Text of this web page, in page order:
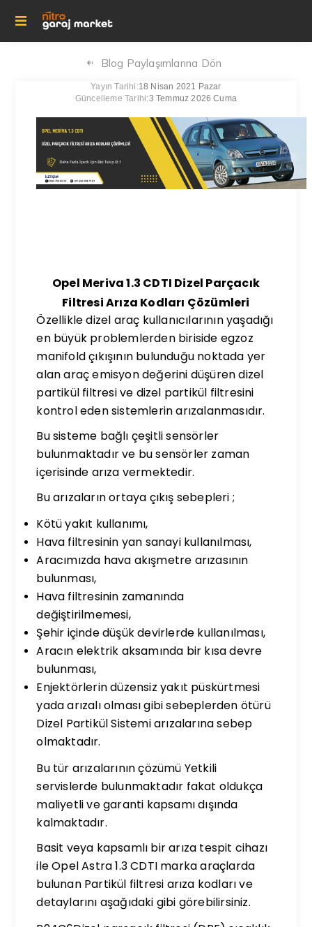
Blog Paylaşımlarına Dön
Yayın Tarihi:18 Nisan 2021 Pazar
Güncelleme Tarihi:3 Temmuz 2026 Cuma
Opel Meriva 1.3 CDTI Dizel Parçacık
Filtresi Arıza Kodları Çözümleri
Özellikle dizel araç kullanıcılarının yaşadığı
en büyük problemlerden biriside egzoz
manifold çıkışının bulunduğu noktada yer
alan araç emisyon değerini düşüren dizel
partikül filtresi ve dizel partikül filtresini
kontrol eden sistemlerin arızalanmasıdır.
Bu sisteme bağlı çeşitli sensörler
bulunmaktadır ve bu sensörler zaman
içerisinde arıza vermektedir.
Bu arızaların ortaya çıkış sebepleri ;
Kötü yakıt kullanımı,
Hava filtresinin yan sanayi kullanılması,
Aracımızda hava akışmetre arızasının
bulunması,
Hava filtresinin zamanında
değiştirilmemesi,
Şehir içinde düşük devirlerde kullanılması,
Aracın elektrik aksamında bir kısa devre
bulunması,
Enjektörlerin düzensiz yakıt püskürtmesi
yada arızalı olması gibi sebeplerden ötürü
Dizel Partikül Sistemi arızalarına sebep
olmaktadır.
Bu tür arızalarının çözümü Yetkili
servislerde bulunmaktadır fakat oldukça
maliyetli ve garanti kapsamı dışında
kalmaktadır.
Basit veya kapsamlı bir arıza tespit cihazı
ile Opel Astra 1.3 CDTI marka araçlarda
bulunan Partikül filtresi arıza kodları ve
detaylarını aşağıdaki gibi görebilirsiniz.